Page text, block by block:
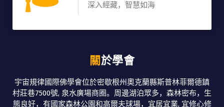
深入經藏，智慧如海
關於學會
宇宙規律國際佛學會位於密歇根州奧克蘭縣斯普林菲爾德鎮
村莊巷7500號, 泉水廣場商圈。周邊湖泊眾多，森林密布，生
態良好，有國家森林公園和高爾夫球場，宜居宜業, 宜修心修